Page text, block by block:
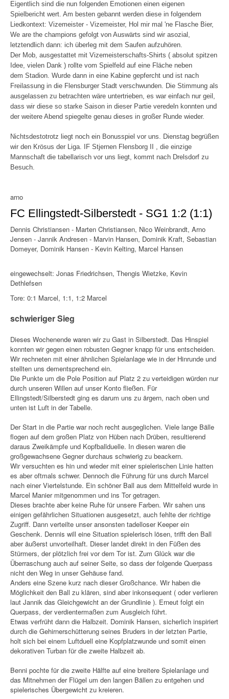
Eigentlich sind die nun folgenden Emotionen einen eigenen
Spielbericht wert. Am besten gebannt werden diese in folgendem
Liedkontext: Vizemeister - Vizemeister, Hol mir mal 'ne Flasche Bier,
We are the champions gefolgt von Auswärts sind wir asozial,
letztendlich dann: ich überleg mit dem Saufen aufzuhören.
Der Mob, ausgestattet mit Vizemeisterschafts-Shirts ( absolut spitzen
Idee, vielen Dank ) rollte vom Spielfeld auf eine Fläche neben
dem Stadion. Wurde dann in eine Kabine gepfercht und ist nach
Freilassung in die Flensburger Stadt verschwunden. Die Stimmung als
ausgelassen zu betrachten wäre untertrieben, es war einfach nur geil,
dass wir diese so starke Saison in dieser Partie veredeln konnten und
der weitere Abend spiegelte genau dieses in großer Runde wieder.
Nichtsdestotrotz liegt noch ein Bonusspiel vor uns. Dienstag begrüßen
wir den Krösus der Liga. IF Stjernen Flensborg II , die einzige
Mannschaft die tabellarisch vor uns liegt, kommt nach Drelsdorf zu
Besuch.
arno
FC Ellingstedt-Silberstedt - SG1 1:2 (1:1)
Dennis Christiansen - Marten Christiansen, Nico Weinbrandt, Arno
Jensen - Jannik Andresen - Marvin Hansen, Dominik Kraft, Sebastian
Domeyer, Dominik Hansen - Kevin Kelting, Marcel Hansen
eingewechselt: Jonas Friedrichsen, Thengis Wietzke, Kevin
Dethlefsen
Tore: 0:1 Marcel, 1:1, 1:2 Marcel
schwieriger Sieg
Dieses Wochenende waren wir zu Gast in Silberstedt. Das Hinspiel
konnten wir gegen einen robusten Gegner knapp für uns entscheiden.
Wir rechneten mit einer ähnlichen Spielanlage wie in der Hinrunde und
stellten uns dementsprechend ein.
Die Punkte um die Pole Position auf Platz 2 zu verteidigen würden nur
durch unseren Willen auf unser Konto fließen. Für
Ellingstedt/Silberstedt ging es darum uns zu ärgern, nach oben und
unten ist Luft in der Tabelle.
Der Start in die Partie war noch recht ausgeglichen. Viele lange Bälle
flogen auf dem großen Platz von Hüben nach Drüben, resultierend
daraus Zweikämpfe und Kopfballduelle. In diesen waren die
großgewachsene Gegner durchaus schwierig zu beackern.
Wir versuchten es hin und wieder mit einer spielerischen Linie hatten
es aber oftmals schwer. Dennoch die Führung für uns durch Marcel
nach einer Viertelstunde. Ein schöner Ball aus dem Mittelfeld wurde in
Marcel Manier mitgenommen und ins Tor getragen.
Dieses brachte aber keine Ruhe für unsere Farben. Wir sahen uns
einigen gefährlichen Situationen ausgesetzt, auch fehlte der richtige
Zugriff. Dann verteilte unser ansonsten tadelloser Keeper ein
Geschenk. Dennis will eine Situation spielerisch lösen, trifft den Ball
aber äußerst unvorteilhaft. Dieser landet direkt in den Füßen des
Stürmers, der plötzlich frei vor dem Tor ist. Zum Glück war die
Überraschung auch auf seiner Seite, so dass der folgende Querpass
nicht den Weg in unser Gehäuse fand.
Anders eine Szene kurz nach dieser Großchance. Wir haben die
Möglichkeit den Ball zu klären, sind aber inkonsequent ( oder verlieren
laut Jannik das Gleichgewicht an der Grundlinie ). Erneut folgt ein
Querpass, der verdientermaßen zum Ausgleich führt.
Etwas verfrüht dann die Halbzeit. Dominik Hansen, sicherlich inspiriert
durch die Gehirnerschütterung seines Bruders in der letzten Partie,
holt sich bei einem Luftduell eine Kopfplatzwunde und somit einen
dekorativen Turban für die zweite Halbzeit ab.
Benni pochte für die zweite Hälfte auf eine breitere Spielanlage und
das Mitnehmen der Flügel um den langen Bällen zu entgehen und
spielerisches Übergewicht zu kreieren.